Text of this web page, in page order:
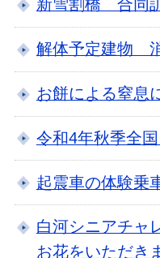
新雪割橋 合同
解体予定建物
お餅による窒息
令和4年秋季全
起震車の体験乗
白河シニアチャ
お花をいただき